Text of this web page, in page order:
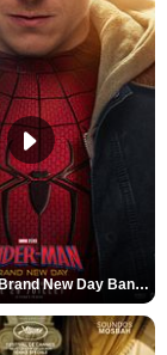
Spider-Man: Brand New Day Bande-annonce VO STFR